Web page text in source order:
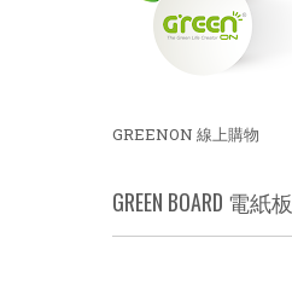
GREENON 線上購物
GREEN BOARD 電紙板